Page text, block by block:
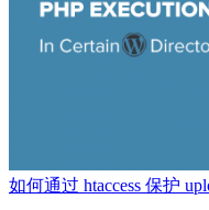
如何通过 htaccess 保护